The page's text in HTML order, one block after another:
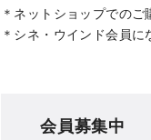
＊ネットショップでのご
＊シネ・ウインド会員
会員募集中